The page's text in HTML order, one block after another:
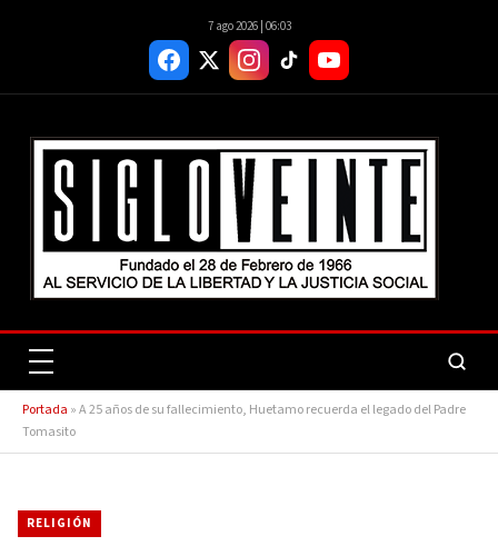
7 ago 2026 | 06:03
Portada »A 25 años de su fallecimiento, Huetamo recuerda el legado del Padre
Tomasito
RELIGIÓN